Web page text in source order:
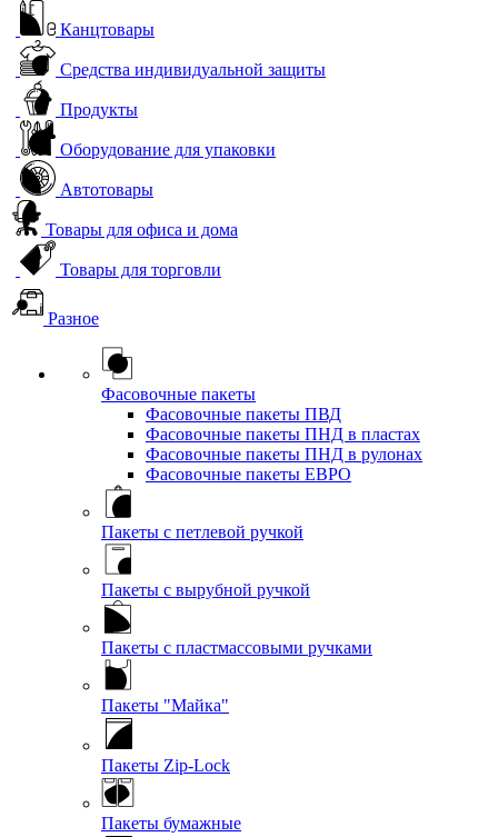
Канцтовары
Средства индивидуальной защиты
Продукты
Оборудование для упаковки
Автотовары
Товары для офиса и дома
Товары для торговли
Разное
Фасовочные пакеты
Фасовочные пакеты ПВД
Фасовочные пакеты ПНД в пластах
Фасовочные пакеты ПНД в рулонах
Фасовочные пакеты ЕВРО
Пакеты с петлевой ручкой
Пакеты с вырубной ручкой
Пакеты с пластмассовыми ручками
Пакеты "Майка"
Пакеты Zip-Lock
Пакеты бумажные